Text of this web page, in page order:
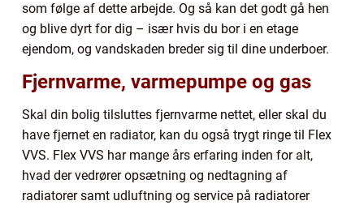
som følge af dette arbejde. Og så kan det godt gå hen
og blive dyrt for dig – især hvis du bor i en etage
ejendom, og vandskaden breder sig til dine underboer.
Fjernvarme, varmepumpe og gas
Skal din bolig tilsluttes fjernvarme nettet, eller skal du
have fjernet en radiator, kan du også trygt ringe til Flex
VVS. Flex VVS har mange års erfaring inden for alt,
hvad der vedrører opsætning og nedtagning af
radiatorer samt udluftning og service på radiatorer